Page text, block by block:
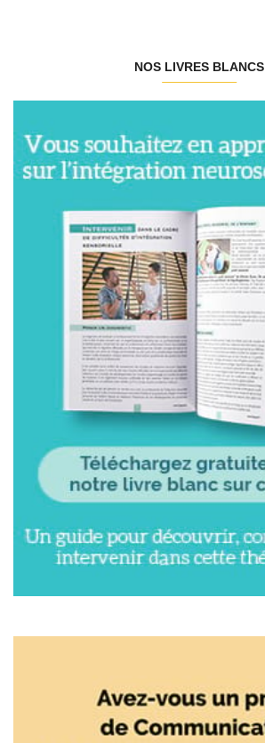
NOS LIVRES BLANCS